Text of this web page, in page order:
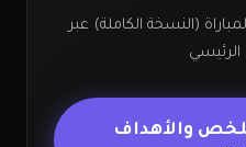
(النسخة الكاملة) عبر
والأهداف